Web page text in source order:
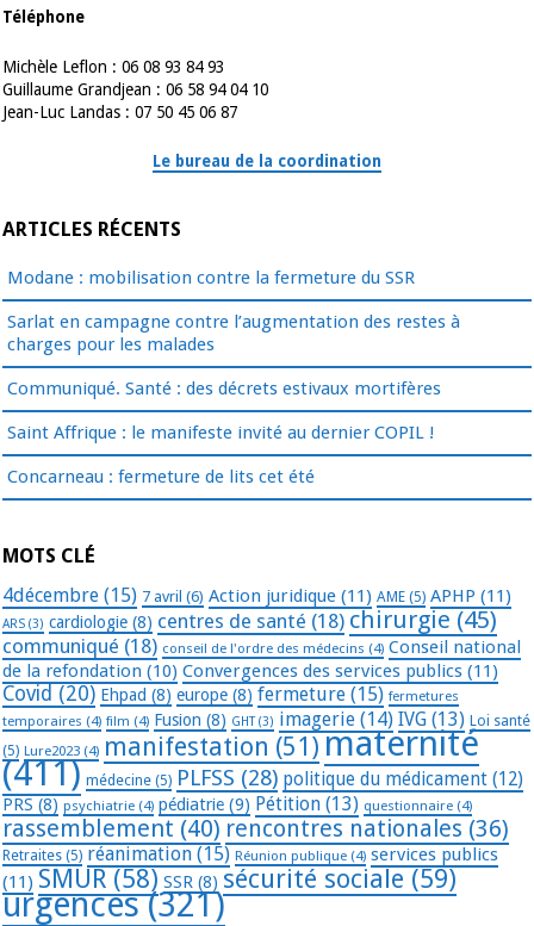
Téléphone
Michèle Leflon : 06 08 93 84 93
Guillaume Grandjean : 06 58 94 04 10
Jean-Luc Landas : 07 50 45 06 87
Le bureau de la coordination
ARTICLES RÉCENTS
Modane : mobilisation contre la fermeture du SSR
Sarlat en campagne contre l’augmentation des restes à
charges pour les malades
Communiqué. Santé : des décrets estivaux mortifères
Saint Affrique : le manifeste invité au dernier COPIL !
Concarneau : fermeture de lits cet été
MOTS CLÉ
4décembre (15) 7 avril (6) Action juridique (11) AME (5) APHP (11)
ARS (3) cardiologie (8) centres de santé (18) chirurgie (45)
communiqué (18) conseil de l'ordre des médecins (4) Conseil national
de la refondation (10) Convergences des services publics (11)
Covid (20) Ehpad (8) europe (8) fermeture (15) fermetures
temporaires (4) film (4) Fusion (8) GHT(3) imagerie (14) IVG (13) Loi santé
(5) Lure2023 (4) manifestation (51) maternité
(411) médecine (5) PLFSS (28) politique du médicament (12)
PRS (8) psychiatrie (4) pédiatrie (9) Pétition (13) questionnaire (4)
rassemblement (40) rencontres nationales (36)
Retraites (5) réanimation (15) Réunion publique (4) services publics
(11) SMUR (58) SSR (8) sécurité sociale (59)
urgences(321)